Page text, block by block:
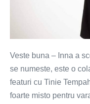
Veste buna – Inna a
se numeste, este o
featuri cu Tinie
foarte misto pentru